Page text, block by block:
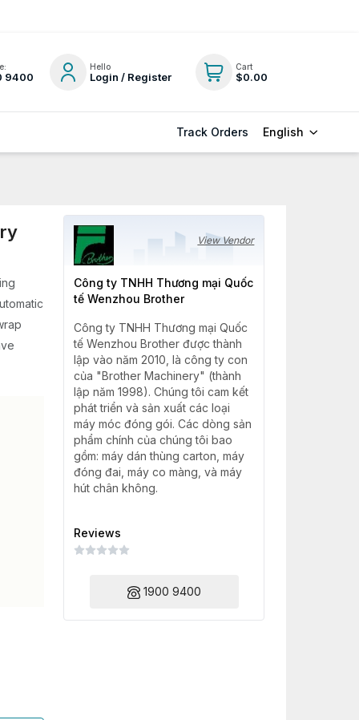
9400
Hello
Login / Register
Cart
$0.00
Track Orders English
View Vendor
Công ty TNHH Thương mại Quốc
tế Wenzhou Brother
Công ty TNHH Thương mại Quốc
tế Wenzhou Brother được thành
lập vào năm 2010, là công ty con
của "Brother Machinery" (thành
lập năm 1998). Chúng tôi cam kết
phát triển và sản xuất các loại
máy móc đóng gói. Các dòng sản
phẩm chính của chúng tôi bao
gồm: máy dán thùng carton, máy
đóng đai, máy co màng, và máy
hút chân không.
Reviews
1900 9400